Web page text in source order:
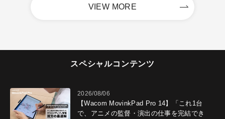
VIEW MORE
スペシャルコンテンツ
2026/08/06
【Wacom MovinkPad Pro 14】「これ1台
で、アニメの監督・演出の仕事を完結でき